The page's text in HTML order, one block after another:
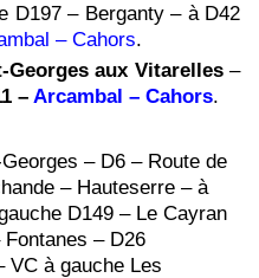
D197 – Berganty – à D42
– Cahors.
Georges aux Vitarelles–
–Arcambal – Cahors.
– D6 – Route de
– Hauteserre – à
D149 – Le Cayran
– D26
VC à gauche Les